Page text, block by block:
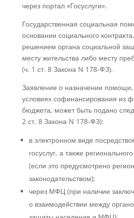
через портал «Госуслуги».
Государственная социальная
основании социального
решением органа социальной
месту жительства либо месту
(ч. 1 ст. 8 Закона N 178-ФЗ).
Заявление о назначении
условиях софинансирования из
бюджета, может быть подано
2 ст. 8 Закона N 178-ФЗ):
в электронном виде
госуслуг, а также
(если это предусмотрено
законодательством);
через МФЦ (при наличии
о взаимодействии между